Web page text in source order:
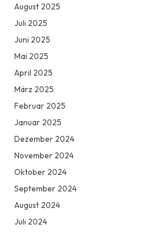
August 2025
Juli 2025
Juni 2025
Mai 2025
April 2025
März 2025
Februar 2025
Januar 2025
Dezember 2024
November 2024
Oktober 2024
September 2024
August 2024
Juli 2024